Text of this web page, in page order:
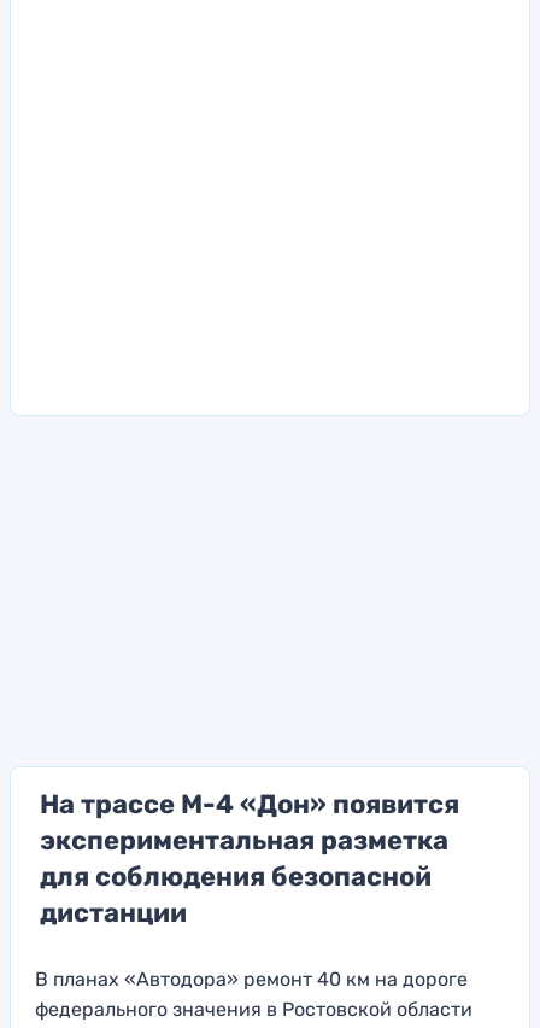
На трассе М-4 «Дон» появится
экспериментальная разметка
для соблюдения безопасной
дистанции
В планах «Автодора» ремонт 40 км на дороге
федерального значения в Ростовской области